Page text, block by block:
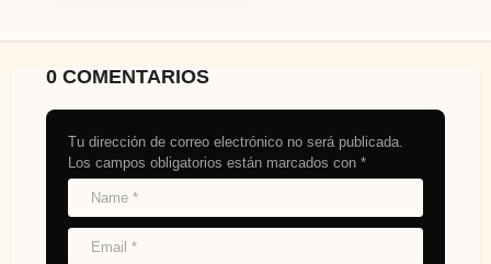
0 COMENTARIOS
Tu dirección de correo electrónico no será publicada.
Los campos obligatorios están marcados con *